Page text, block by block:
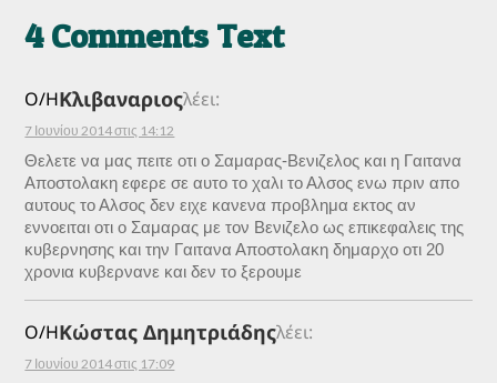
4 Comments Text
Ο/ΗΚλιβαναριοςλέει:
7 Ιουνίου 2014 στις 14:12
Θελετε να μας πειτε οτι ο Σαμαρας-Βενιζελος και η Γαιτανα
Αποστολακη εφερε σε αυτο το χαλι το Αλσος ενω πριν απο
αυτους το Αλσος δεν ειχε κανενα προβλημα εκτος αν
εννοειται οτι ο Σαμαρας με τον Βενιζελο ως επικεφαλεις της
κυβερνησης και την Γαιτανα Αποστολακη δημαρχο οτι 20
χρονια κυβερνανε και δεν το ξερουμε
Ο/ΗΚώστας Δημητριάδηςλέει:
7 Ιουνίου 2014 στις 17:09